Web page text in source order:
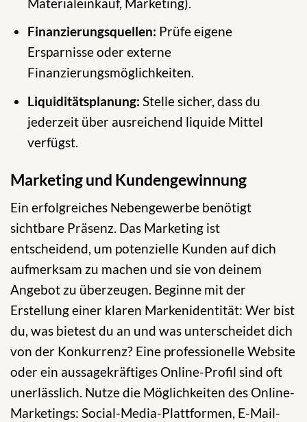
Finanzierungsquellen: Prüfe eigene
Ersparnisse oder externe
Finanzierungsmöglichkeiten.
Liquiditätsplanung: Stelle sicher, dass du
jederzeit über ausreichend liquide Mittel
verfügst.
Marketing und Kundengewinnung
Ein erfolgreiches Nebengewerbe benötigt
sichtbare Präsenz. Das Marketing ist
entscheidend, um potenzielle Kunden auf dich
aufmerksam zu machen und sie von deinem
Angebot zu überzeugen. Beginne mit der
Erstellung einer klaren Markenidentität: Wer bist
du, was bietest du an und was unterscheidet dich
von der Konkurrenz? Eine professionelle Website
oder ein aussagekräftiges Online-Profil sind oft
unerlässlich. Nutze die Möglichkeiten des Online-
Marketings: Social-Media-Plattformen, E-Mail-